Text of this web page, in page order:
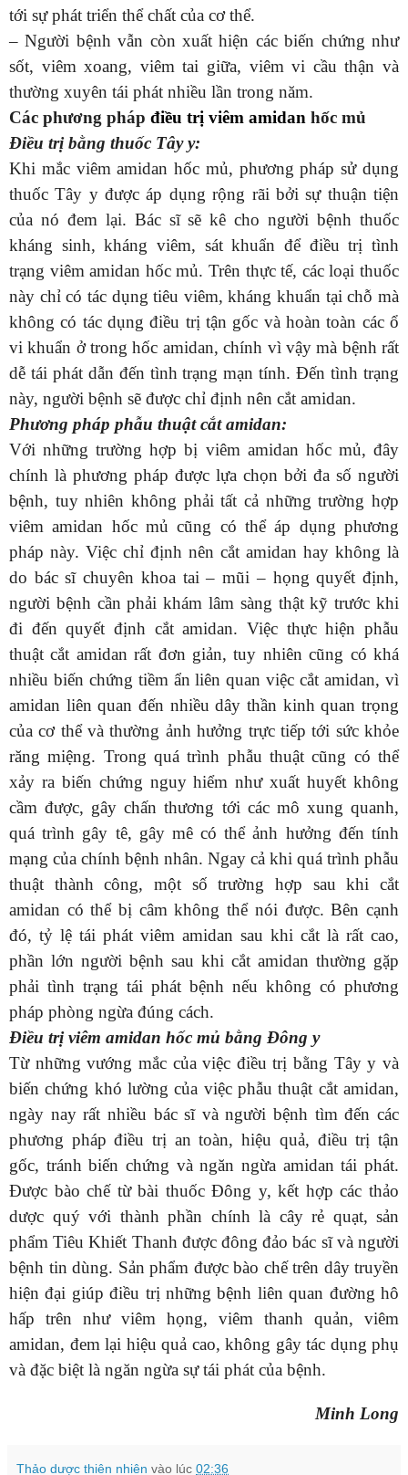
tới sự phát triển thể chất của cơ thể.
– Người bệnh vẫn còn xuất hiện các biến chứng như
sốt, viêm xoang, viêm tai giữa, viêm vi cầu thận và
thường xuyên tái phát nhiều lần trong năm.
Các phương pháp điều trị viêm amidan hốc mủ
Điều trị bằng thuốc Tây y:
Khi mắc viêm amidan hốc mủ, phương pháp sử dụng
thuốc Tây y được áp dụng rộng rãi bởi sự thuận tiện
của nó đem lại. Bác sĩ sẽ kê cho người bệnh thuốc
kháng sinh, kháng viêm, sát khuẩn để điều trị tình
trạng viêm amidan hốc mủ. Trên thực tế, các loại thuốc
này chỉ có tác dụng tiêu viêm, kháng khuẩn tại chỗ mà
không có tác dụng điều trị tận gốc và hoàn toàn các ổ
vi khuẩn ở trong hốc amidan, chính vì vậy mà bệnh rất
dễ tái phát dẫn đến tình trạng mạn tính. Đến tình trạng
này, người bệnh sẽ được chỉ định nên cắt amidan.
Phương pháp phẫu thuật cắt amidan:
Với những trường hợp bị viêm amidan hốc mủ, đây
chính là phương pháp được lựa chọn bởi đa số người
bệnh, tuy nhiên không phải tất cả những trường hợp
viêm amidan hốc mủ cũng có thể áp dụng phương
pháp này. Việc chỉ định nên cắt amidan hay không là
do bác sĩ chuyên khoa tai – mũi – họng quyết định,
người bệnh cần phải khám lâm sàng thật kỹ trước khi
đi đến quyết định cắt amidan. Việc thực hiện phẫu
thuật cắt amidan rất đơn giản, tuy nhiên cũng có khá
nhiều biến chứng tiềm ẩn liên quan việc cắt amidan, vì
amidan liên quan đến nhiều dây thần kinh quan trọng
của cơ thể và thường ảnh hưởng trực tiếp tới sức khỏe
răng miệng. Trong quá trình phẫu thuật cũng có thể
xảy ra biến chứng nguy hiểm như xuất huyết không
cầm được, gây chấn thương tới các mô xung quanh,
quá trình gây tê, gây mê có thể ảnh hưởng đến tính
mạng của chính bệnh nhân. Ngay cả khi quá trình phẫu
thuật thành công, một số trường hợp sau khi cắt
amidan có thể bị câm không thể nói được. Bên cạnh
đó, tỷ lệ tái phát viêm amidan sau khi cắt là rất cao,
phần lớn người bệnh sau khi cắt amidan thường gặp
phải tình trạng tái phát bệnh nếu không có phương
pháp phòng ngừa đúng cách.
Điều trị viêm amidan hốc mủ bằng Đông y
Từ những vướng mắc của việc điều trị bằng Tây y và
biến chứng khó lường của việc phẫu thuật cắt amidan,
ngày nay rất nhiều bác sĩ và người bệnh tìm đến các
phương pháp điều trị an toàn, hiệu quả, điều trị tận
gốc, tránh biến chứng và ngăn ngừa amidan tái phát.
Được bào chế từ bài thuốc Đông y, kết hợp các thảo
dược quý với thành phần chính là cây rẻ quạt, sản
phẩm Tiêu Khiết Thanh được đông đảo bác sĩ và người
bệnh tin dùng. Sản phẩm được bào chế trên dây truyền
hiện đại giúp điều trị những bệnh liên quan đường hô
hấp trên như viêm họng, viêm thanh quản, viêm
amidan, đem lại hiệu quả cao, không gây tác dụng phụ
và đặc biệt là ngăn ngừa sự tái phát của bệnh.
Minh Long
Thảo dược thiên nhiên vào lúc 02:36